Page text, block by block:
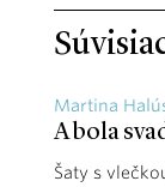
Martina
A bola
Šaty s